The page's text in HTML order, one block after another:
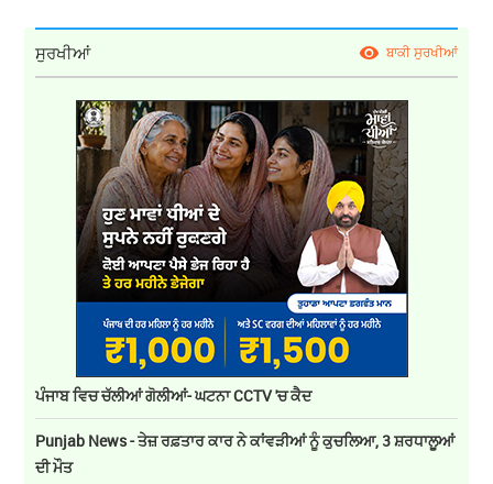
ਸੁਰਖੀਆਂ ਬਾਕੀ ਸੁਰਖੀਆਂ
ਪੰਜਾਬ ਵਿਚ ਚੱਲੀਆਂ ਗੋਲੀਆਂ- ਘਟਨਾ CCTV 'ਚ ਕੈਦ
Punjab News - ਤੇਜ਼ ਰਫ਼ਤਾਰ ਕਾਰ ਨੇ ਕਾਂਵੜੀਆਂ ਨੂੰ ਕੁਚਲਿਆ, 3 ਸ਼ਰਧਾਲੂਆਂ
ਦੀ ਮੌਤ